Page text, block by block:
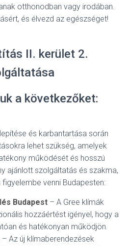
otthonodban vagy irodában.
és élvezd az egészséget!
II. kerület 2.
a következőket:
és karbantartása során
lehet szükség, amelyek
működését és hosszú
ajánlott szolgáltatás és szakma,
venni Budapesten:
Budapest – A Gree klímák
hozzáértést igényel, hogy a
és hatékonyan működjön.
– Az új klímaberendezések